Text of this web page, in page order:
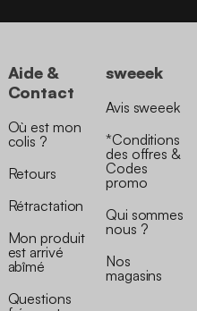
Aide &
Contact
Où est mon
colis ?
Retours
Rétractation
Mon produit
est arrivé
abîmé
Questions
sweeek
Avis sweeek
*Conditions
des offres &
Codes
promo
Qui sommes
nous ?
Nos
magasins